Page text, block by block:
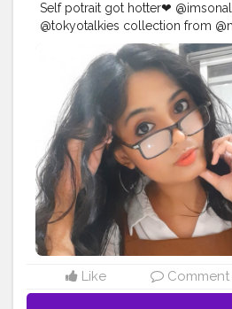
Self potrait got hotter❤
@tokyotalkies collection from
#influencer #love
#fashionblogger
#blog #fashionstar
#beauty
#beautyblogger #cute
#mumbai #maharashtra
#mumbaifashion #thursday
#makeupinfluencer #blog
#creatorshalablogger
#creatorshalafashion
#creatorforfun
Like Comment